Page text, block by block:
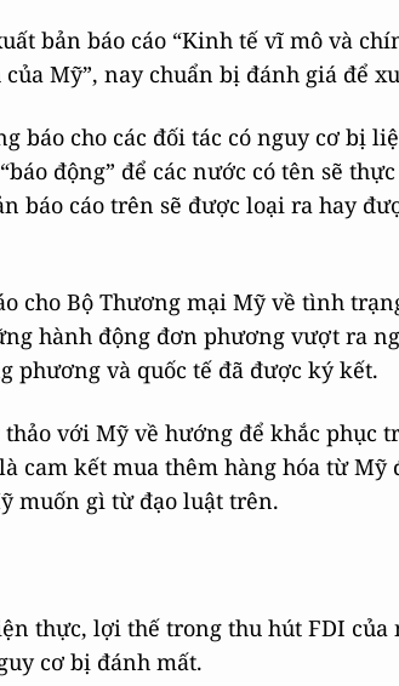
bản báo cáo “Kinh tế vĩ mô và
Mỹ”, nay chuẩn bị đánh giá để
báo cho các đối tác có nguy cơ bị
động” để các nước có tên sẽ
báo cáo trên sẽ được loại ra hay
cho Bộ Thương mại Mỹ về tình
hành động đơn phương vượt ra
phương và quốc tế đã được ký kết.
với Mỹ về hướng để khắc phục
cam kết mua thêm hàng hóa từ
muốn gì từ đạo luật trên.
thực, lợi thế trong thu hút FDI của
cơ bị đánh mất.